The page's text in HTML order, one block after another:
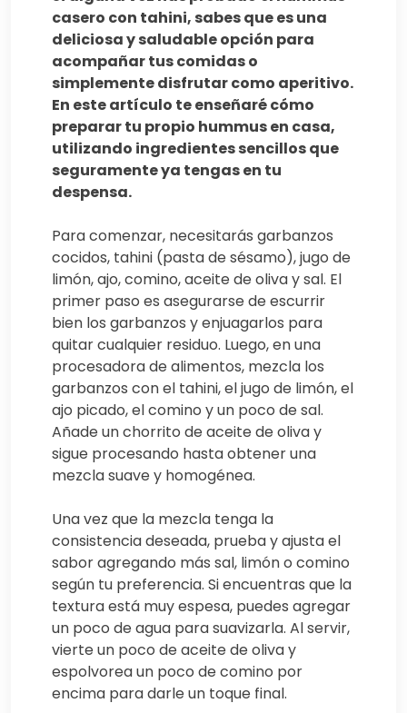
casero con tahini, sabes que es una
deliciosa y saludable opción para
acompañar tus comidas o
simplemente disfrutar como aperitivo.
En este artículo te enseñaré cómo
preparar tu propio hummus en casa,
utilizando ingredientes sencillos que
seguramente ya tengas en tu
despensa.
Para comenzar, necesitarás garbanzos
cocidos, tahini (pasta de sésamo), jugo de
limón, ajo, comino, aceite de oliva y sal. El
primer paso es asegurarse de escurrir
bien los garbanzos y enjuagarlos para
quitar cualquier residuo. Luego, en una
procesadora de alimentos, mezcla los
garbanzos con el tahini, el jugo de limón, el
ajo picado, el comino y un poco de sal.
Añade un chorrito de aceite de oliva y
sigue procesando hasta obtener una
mezcla suave y homogénea.
Una vez que la mezcla tenga la
consistencia deseada, prueba y ajusta el
sabor agregando más sal, limón o comino
según tu preferencia. Si encuentras que la
textura está muy espesa, puedes agregar
un poco de agua para suavizarla. Al servir,
vierte un poco de aceite de oliva y
espolvorea un poco de comino por
encima para darle un toque final.